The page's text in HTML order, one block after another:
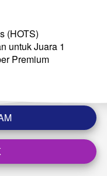
(HOTS)
untuk Juara 1
Premium